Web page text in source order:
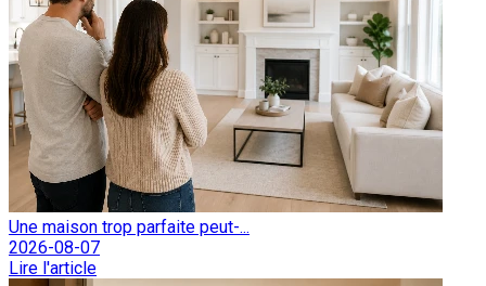
Une maison trop parfaite peut-...
2026-08-07
Lire l'article